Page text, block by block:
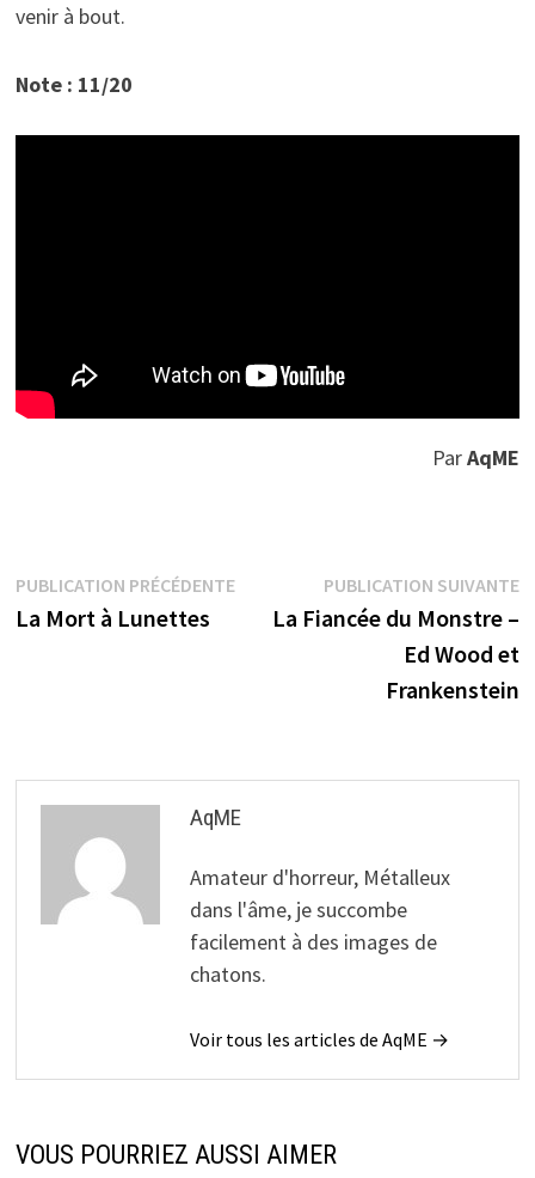
venir à bout.
Note : 11/20
ParAqME
Navigation
de
PUBLICATION PRÉCÉDENTEPublication
précédente :
La Mort à Lunettes
PUBLICATION SUIVANTE
La Fiancée du Monstre –
Ed Wood et
Frankenstein
AqME
Amateur d'horreur, Métalleux
dans l'âme, je succombe
facilement à des images de
chatons.
Voir tous les articles de AqME →
VOUS POURRIEZ AUSSI AIMER